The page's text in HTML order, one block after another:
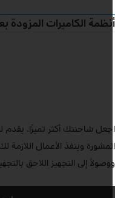
الكاميرات المزودة
وينفذ الأعمال
إلى التجهيز اللاحق